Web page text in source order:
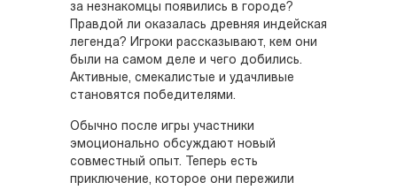
за незнакомцы появились в городе?
Правдой ли оказалась древняя индейская
легенда? Игроки рассказывают, кем они
были на самом деле и чего добились.
Активные, смекалистые и удачливые
становятся победителями.
Обычно после игры участники
эмоционально обсуждают новый
совместный опыт. Теперь есть
приключение, которое они пережили